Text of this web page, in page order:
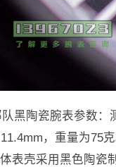
黑陶瓷腕表参数：
，重量为75
表壳采用黑色陶瓷